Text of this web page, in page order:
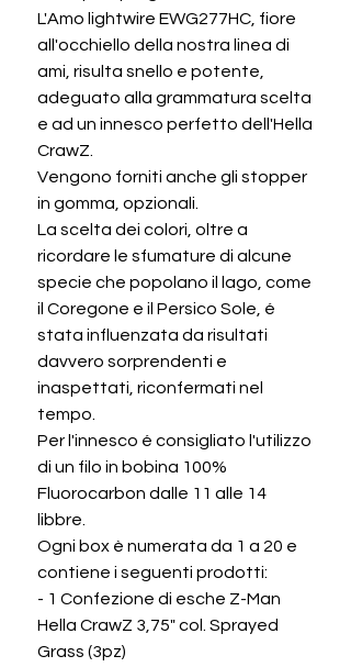
L'Amo lightwire EWG277HC, fiore
all'occhiello della nostra linea di
ami, risulta snello e potente,
adeguato alla grammatura scelta
e ad un innesco perfetto dell'Hella
CrawZ.
Vengono forniti anche gli stopper
in gomma, opzionali.
La scelta dei colori, oltre a
ricordare le sfumature di alcune
specie che popolano il lago, come
il Coregone e il Persico Sole, é
stata influenzata da risultati
davvero sorprendenti e
inaspettati, riconfermati nel
tempo.
Per l'innesco é consigliato l'utilizzo
di un filo in bobina 100%
Fluorocarbon dalle 11 alle 14
libbre.
Ogni box è numerata da 1 a 20 e
contiene i seguenti prodotti:
- 1 Confezione di esche Z-Man
Hella CrawZ 3,75" col. Sprayed
Grass (3pz)